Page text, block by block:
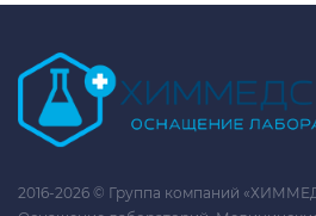
2016-2026 © Группа компаний